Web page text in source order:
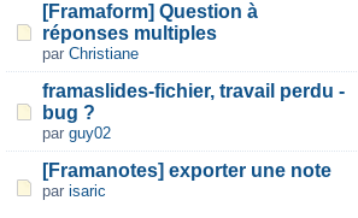
[Framaform] Question à
réponses multiples
par Christiane
framaslides-fichier, travail perdu -
bug ?
par guy02
[Framanotes] exporter une note
par isaric